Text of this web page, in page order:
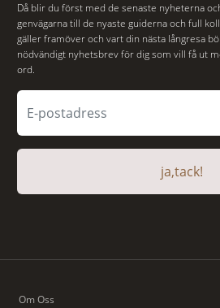
Då blir du först med de senaste nyheterna
genvägarna till de nyaste guiderna och full
gäller framöver och vart din nästa långresa
nödvändigt nyhetsbrev för dig som vill få ut
ord.
ja,tack!
Om Oss